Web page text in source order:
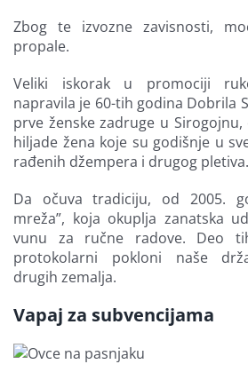
Zbog te izvozne zavisnosti,
propale.
Veliki iskorak u promociji
napravila je 60-tih godina Dobrila
prve ženske zadruge u
hiljade žena koje su godišnje u
rađenih džempera i drugog pletiva.
Da očuva tradiciju, od 2005.
mreža”, koja okuplja zanatska
vunu za ručne radove. Deo
protokolarni pokloni naše
drugih zemalja.
Vapaj za subvencijama